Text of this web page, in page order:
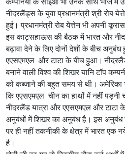
नीदरलैंड्स के युवा प्रधानमंत्री श्री रोब
हुई। प्रधानमंत्री रोब येत्तेन भी अपनी
इस काट्सहाऊस की बैठक में भारत और
बढ़ावा देने के लिए दोनों देशों के बीच
एएसएमएल और टाटा के बीच हुआ।
बनाने वाली विश्व की शिखर यानि टॉप
को कब्जाने की बहुत समय से थी। अमेरिका
कि एएसएमएल चीन का हाथों में नहीं पड़नी
नीदरलैंड यात्रा और एएसएमएल और
अनुबंधों में शिखर का अनुबंध है। इस अनुबंध
पर ही नहीं तकनीकी के क्षेत्र में भारत
है।